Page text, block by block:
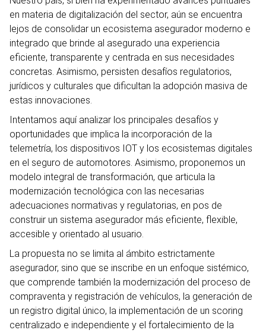
en materia de digitalización del sector, aún se encuentra
lejos de consolidar un ecosistema asegurador moderno e
integrado que brinde al asegurado una experiencia
eficiente, transparente y centrada en sus necesidades
concretas. Asimismo, persisten desafíos regulatorios,
jurídicos y culturales que dificultan la adopción masiva de
estas innovaciones.
Intentamos aquí analizar los principales desafíos y
oportunidades que implica la incorporación de la
telemetría, los dispositivos IOT y los ecosistemas digitales
en el seguro de automotores. Asimismo, proponemos un
modelo integral de transformación, que articula la
modernización tecnológica con las necesarias
adecuaciones normativas y regulatorias, en pos de
construir un sistema asegurador más eficiente, flexible,
accesible y orientado al usuario.
La propuesta no se limita al ámbito estrictamente
asegurador, sino que se inscribe en un enfoque sistémico,
que comprende también la modernización del proceso de
compraventa y registración de vehículos, la generación de
un registro digital único, la implementación de un scoring
centralizado e independiente y el fortalecimiento de la